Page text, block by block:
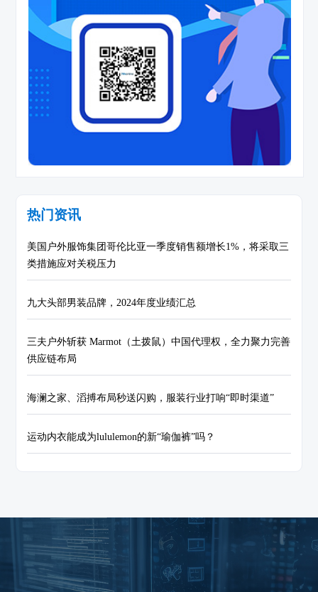
热门资讯
美国户外服饰集团哥伦比亚一季度销售额增长1%，将采取三
类措施应对关税压力
九大头部男装品牌，2024年度业绩汇总
三夫户外斩获 Marmot（土拨鼠）中国代理权，全力聚力完善
供应链布局
海澜之家、滔搏布局秒送闪购，服装行业打响“即时渠道”
运动内衣能成为lululemon的新“瑜伽裤”吗？